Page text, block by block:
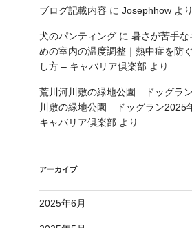
ブログ記載内容 に Josephhowより
犬のパンティングに 暑さが苦手な
めの室内の温度調整｜熱中症を防
し方 – キャバリア倶楽部より
荒川河川敷の緑地公園 ドッグラ
川敷の緑地公園 ドッグラン2025
キャバリア倶楽部より
アーカイブ
2025年6月